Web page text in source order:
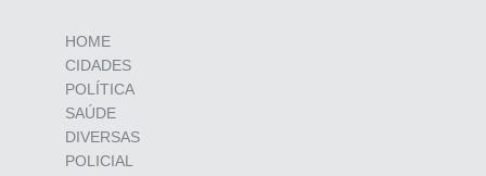
HOME
CIDADES
POLÍTICA
SAÚDE
DIVERSAS
POLICIAL